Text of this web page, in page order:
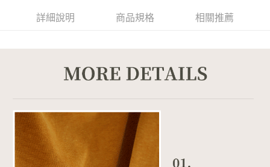
詳細說明 商品規格 相關推薦